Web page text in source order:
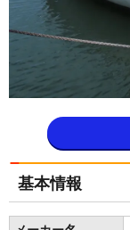
基本情報